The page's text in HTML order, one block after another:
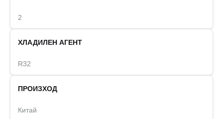
2
ХЛАДИЛЕН АГЕНТ
R32
ПРОИЗХОД
Китай